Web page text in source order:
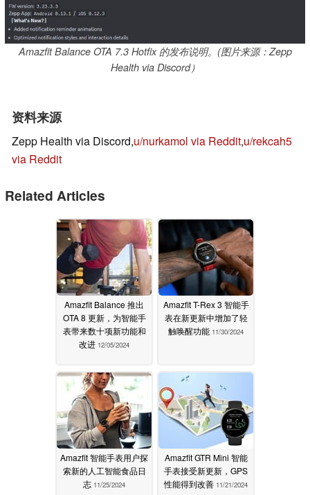
Amazfit Balance OTA 7.3 Hotfix 的发布说明。(图片来源：Zepp
Health via Discord）
资料来源
Zepp Health via Discord,u/nurkamol via Reddit,u/rekcah5
via Reddit
Related Articles
Amazfit Balance 推出
OTA 8 更新，为智能手
表带来数十项新功能和
改进 12/05/2024
Amazfit T-Rex 3 智能手
表在新更新中增加了轻
触唤醒功能 11/30/2024
Amazfit 智能手表用户探
索新的人工智能食品日
志 11/25/2024
Amazfit GTR Mini 智能
手表接受新更新，GPS
性能得到改善 11/21/2024